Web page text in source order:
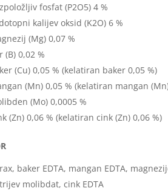
fosfat (P2O5) 4 %
kalijev oksid (K2O) 6 %
(Mg) 0,07 %
(B) 0,02 %
(Cu) 0,05 % (kelatiran baker 0,05 %)
(Mn) 0,05 % (kelatiran mangan
(Mo) 0,0005 %
(Zn) 0,06 % (kelatiran cink (Zn) 0,06 %)
baker EDTA, mangan EDTA,
molibdat, cink EDTA